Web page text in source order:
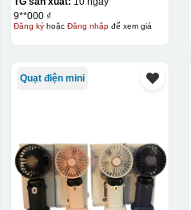
Kiểu in:
9**000 ₫
Đăng kýhoặc Đăng nhậpđể xem giá
Quạt điện mini